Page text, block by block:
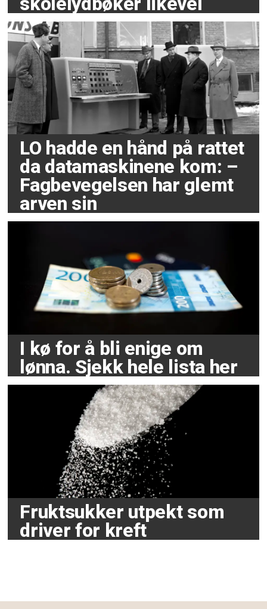
LO hadde en hånd på rattet
da datamaskinene kom: –
Fagbevegelsen har glemt
arven sin
I kø for å bli enige om
lønna. Sjekk hele lista her
Fruktsukker utpekt som
driver for kreft